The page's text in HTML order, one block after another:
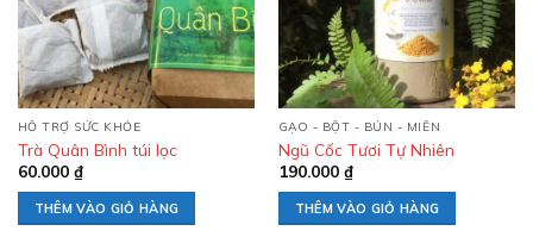
HỖ TRỢ SỨC KHỎE
Trà Quân Bình túi lọc
60.000 ₫
THÊM VÀO GIỎ HÀNG
GẠO - BỘT - BÚN - MIẾN
Ngũ Cốc Tươi Tự Nhiên
190.000 ₫
THÊM VÀO GIỎ HÀNG